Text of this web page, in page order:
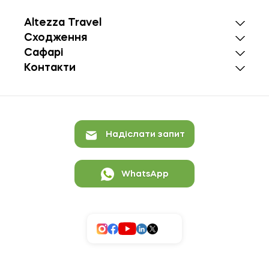
Altezza Travel
Сходження
Сафарі
Контакти
Надіслати запит
WhatsApp